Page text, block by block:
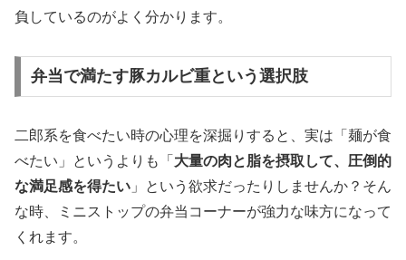
負しているのがよく分かります。
弁当で満たす豚カルビ重という選択肢
二郎系を食べたい時の心理を深掘りすると、実は「麺が食
べたい」というよりも「 大量の肉と脂を摂取して、圧倒的
な満足感を得たい 」という欲求だったりしませんか？そん
な時、ミニストップの弁当コーナーが強力な味方になって
くれます。